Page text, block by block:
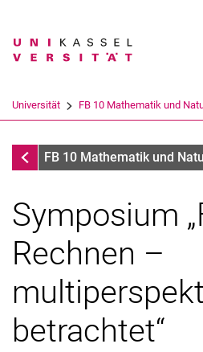
Suchbegriff
Suchen
Universität FB 10 Mathematik und
InfothekFB 10 Mathematik und
Symposium
Rechnen –
betrachtet“